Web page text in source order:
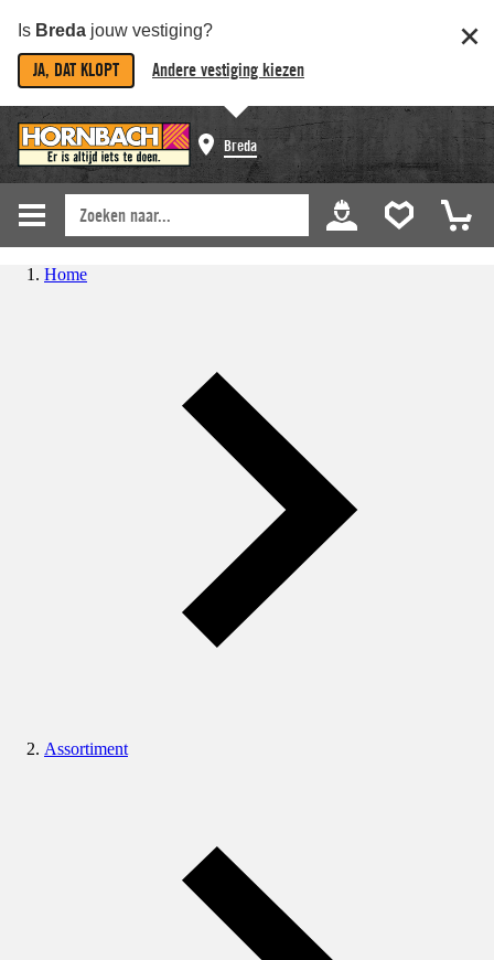
Is Breda jouw vestiging?
JA, DAT KLOPT Andere vestiging kiezen
Breda
Home
Assortiment